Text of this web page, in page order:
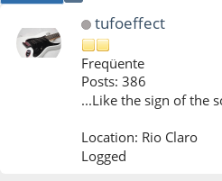
tufoeffect
Freqüente
Posts: 386
...Like the sign of the
Location: Rio Claro
Logged